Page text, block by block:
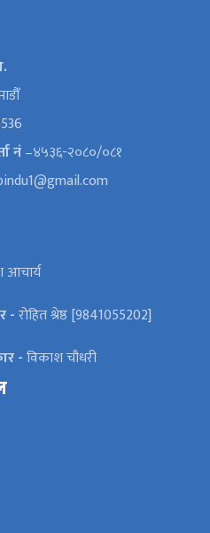
नं–४५३६-२०८०/०८१
आचार्य
-रोहित श्रेष्ठ [9841055202]
-विकाश चौधरी